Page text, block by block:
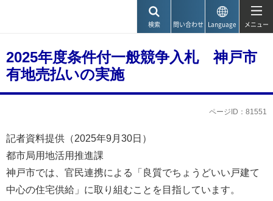
検索 問い合わせ Language メニュー
2025年度条件付一般競争入札 神戸市
有地売払いの実施
ページID：81551
記者資料提供（2025年9月30日）
都市局用地活用推進課
神戸市では、官民連携による「良質でちょうどいい戸建て
中心の住宅供給」に取り組むことを目指しています。